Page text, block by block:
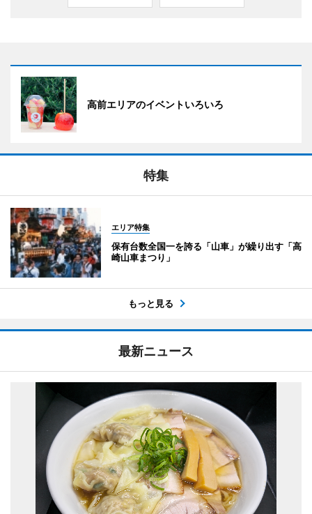
高前エリアのイベントいろいろ
特集
エリア特集
保有台数全国一を誇る「山車」が繰り出す「高
崎山車まつり」
もっと見る
最新ニュース